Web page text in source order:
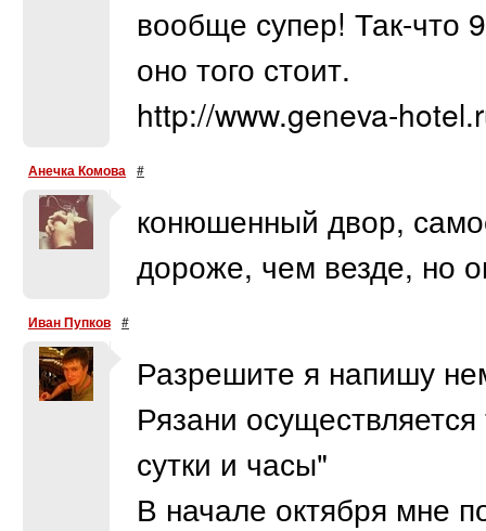
вообще супер! Так-что
оно того стоит.
http://www.geneva-
Анечка Комова #
конюшенный двор,
дороже, чем везде, но
Иван Пупков #
Разрешите я напишу
Рязани
сутки и часы"
В начале октября мне